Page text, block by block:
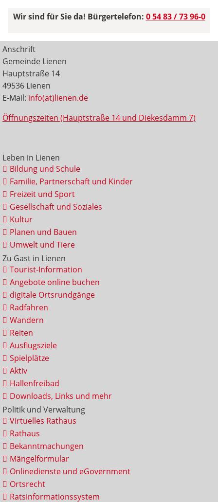
Wir sind für Sie da! Bürgertelefon: 0 54 83 / 73 96-0
Anschrift
Gemeinde Lienen
Hauptstraße 14
49536 Lienen
E-Mail: info(at)lienen.de
Öffnungszeiten (Hauptstraße 14 und Diekesdamm 7)
Leben in Lienen
Bildung und Schule
Familie, Partnerschaft und Kinder
Freizeit und Sport
Gesellschaft und Soziales
Kultur
Planen und Bauen
Umwelt und Tiere
Zu Gast in Lienen
Tourist-Information
Angebote online buchen
digitale Ortsrundgänge
Radfahren
Wandern
Reiten
Ausflugsziele
Spielplätze
Aktiv
Hallenfreibad
Downloads, Links und mehr
Politik und Verwaltung
Virtuelles Rathaus
Rathaus
Bekanntmachungen
Mängelformular
Onlinedienste und eGovernment
Ortsrecht
Ratsinformationssystem